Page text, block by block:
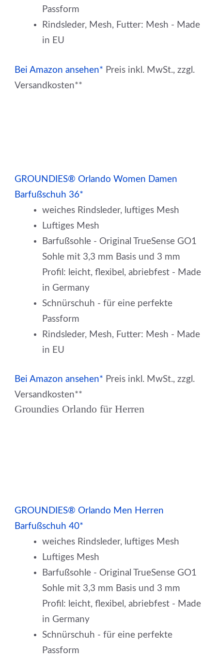
Passform
Rindsleder, Mesh, Futter: Mesh - Made
in EU
Bei Amazon ansehen* Preis inkl. MwSt., zzgl.
Versandkosten**
GROUNDIES® Orlando Women Damen
Barfußschuh 36*
weiches Rindsleder, luftiges Mesh
Luftiges Mesh
Barfußsohle - Original TrueSense GO1
Sohle mit 3,3 mm Basis und 3 mm
Profil: leicht, flexibel, abriebfest - Made
in Germany
Schnürschuh - für eine perfekte
Passform
Rindsleder, Mesh, Futter: Mesh - Made
in EU
Bei Amazon ansehen* Preis inkl. MwSt., zzgl.
Versandkosten**
Groundies Orlando für Herren
GROUNDIES® Orlando Men Herren
Barfußschuh 40*
weiches Rindsleder, luftiges Mesh
Luftiges Mesh
Barfußsohle - Original TrueSense GO1
Sohle mit 3,3 mm Basis und 3 mm
Profil: leicht, flexibel, abriebfest - Made
in Germany
Schnürschuh - für eine perfekte
Passform